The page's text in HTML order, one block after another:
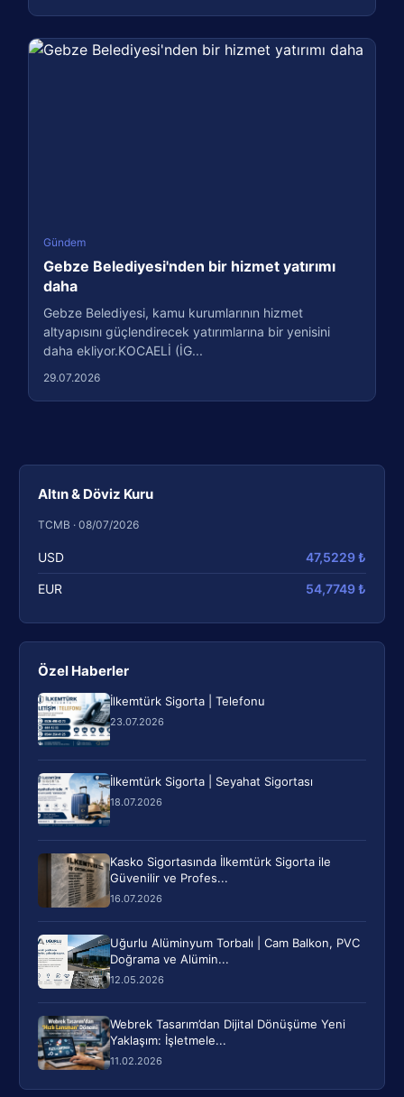
Altın & Döviz Kuru
TCMB · 08/07/2026
USD 47,5229 ₺
EUR 54,7749 ₺
Özel Haberler
İlkemtürk Sigorta | Telefonu
23.07.2026
İlkemtürk Sigorta | Seyahat Sigortası
18.07.2026
Kasko Sigortasında İlkemtürk Sigorta ile
Güvenilir ve Profes...
16.07.2026
Uğurlu Alüminyum Torbalı | Cam Balkon, PVC
Doğrama ve Alümin...
12.05.2026
Webrek Tasarım’dan Dijital Dönüşüme Yeni
Yaklaşım: İşletmele...
11.02.2026
Gündem
Gebze Belediyesi'nden bir hizmet yatırımı
daha
Gebze Belediyesi, kamu kurumlarının hizmet
altyapısını güçlendirecek yatırımlarına bir yenisini
daha ekliyor.KOCAELİ (İG...
29.07.2026